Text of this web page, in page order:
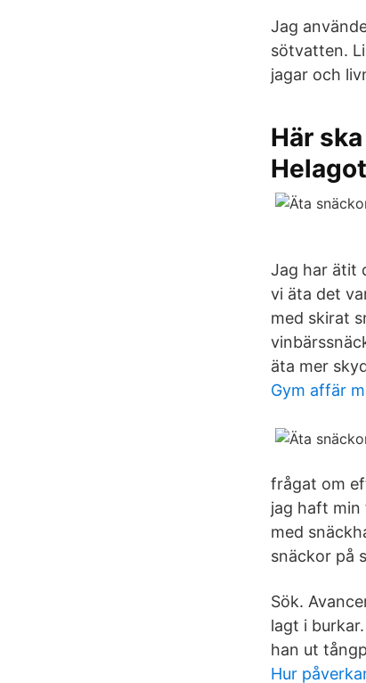
Jag
sötvatten.
jagar och
Här
Jag har ätit
vi äta det
med skirat
äta mer
Gym affär
frågat om
jag haft min
med
snäckor på
Sök.
lagt i
han ut
Hur